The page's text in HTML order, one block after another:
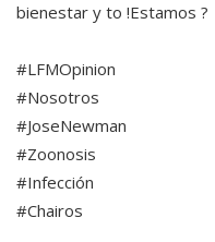
bienestar y to !Estamos ?
#LFMOpinion
#Nosotros
#JoseNewman
#Zoonosis
#Infección
#Chairos